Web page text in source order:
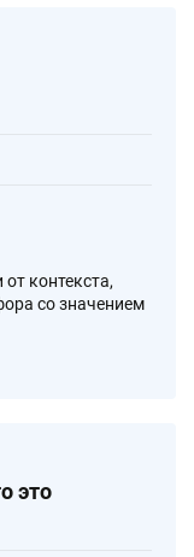
контекста,
со значением
это